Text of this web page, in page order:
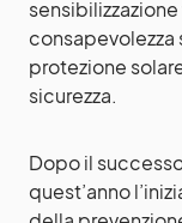
consapevolezza
protezione
sicurezza.
Dopo il
quest’anno